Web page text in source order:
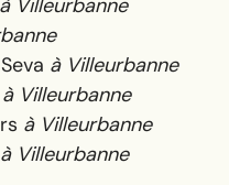
à Villeurbanne
à Villeurbanne
à Villeurbanne
à Villeurbanne
à Villeurbanne